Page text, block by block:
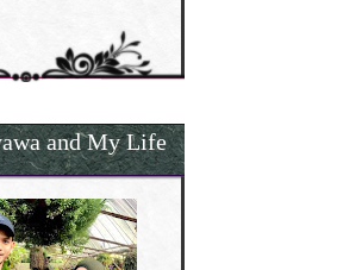
and My Life